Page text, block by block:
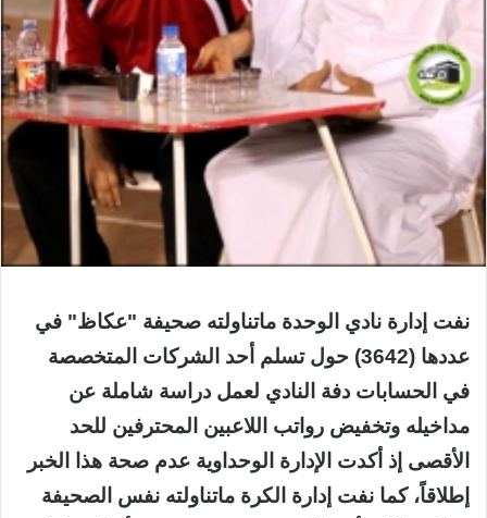
نفت إدارة نادي الوحدة ماتناولته صحيفة "عكاظ" في
عددها (3642) حول تسلم أحد الشركات المتخصصة
في الحسابات دفة النادي لعمل دراسة شاملة عن
مداخيله وتخفيض رواتب اللاعبين المحترفين للحد
الأقصى إذ أكدت الإدارة الوحداوية عدم صحة هذا الخبر
إطلاقاً، كما نفت إدارة الكرة ماتناولته نفس الصحيفة